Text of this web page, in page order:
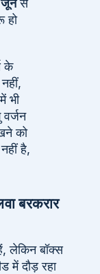
हो
के
भी
को
है,
बरकरार
लेकिन बॉक्स
में दौड़ रहा